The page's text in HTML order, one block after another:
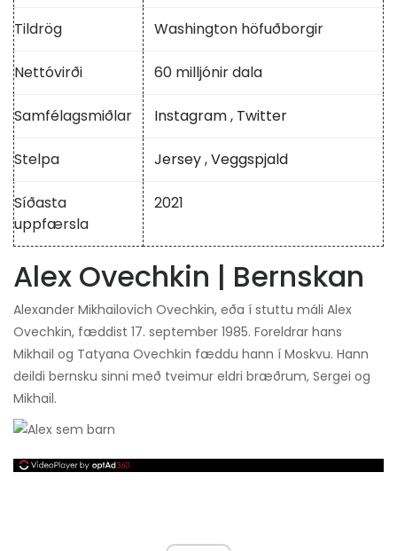
Tildrög Washington höfuðborgir
Nettóvirði 60 milljónir dala
Samfélagsmiðlar Instagram, Twitter
Stelpa Jersey,Veggspjald
Síðasta
uppfærsla
2021
Alex Ovechkin | Bernskan
Alexander Mikhailovich Ovechkin, eða í stuttu máli Alex
Ovechkin, fæddist 17. september 1985. Foreldrar hans
Mikhail og Tatyana Ovechkin fæddu hann í Moskvu. Hann
deildi bernsku sinni með tveimur eldri bræðrum, Sergei og
Mikhail.